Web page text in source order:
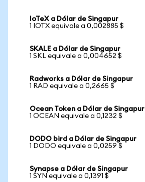
IoTeX a Dólar de Singapur
1 IOTX equivale a 0,002885 $
SKALE a Dólar de Singapur
1 SKL equivale a 0,004652 $
Radworks a Dólar de Singapur
1 RAD equivale a 0,2665 $
Ocean Token a Dólar de Singapur
1 OCEAN equivale a 0,1232 $
DODO bird a Dólar de Singapur
1 DODO equivale a 0,0259 $
Synapse a Dólar de Singapur
1 SYN equivale a 0,1391 $